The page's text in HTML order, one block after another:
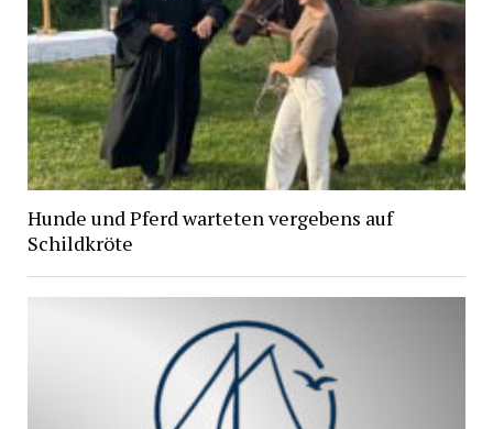
Hunde und Pferd warteten vergebens auf
Schildkröte